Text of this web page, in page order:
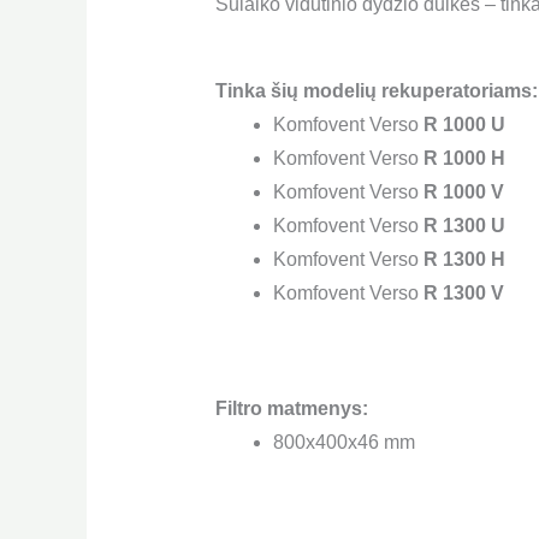
Sulaiko vidutinio dydžio dulkes –
Tinka šių modelių rekuperatoriams:
Komfovent Verso R 1000 U
Komfovent Verso R 1000 H
Komfovent Verso R 1000 V
Komfovent Verso R 1300 U
Komfovent Verso R 1300 H
Komfovent Verso R 1300 V
Filtro matmenys:
800x400x46 mm